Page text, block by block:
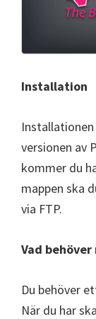
Installation
versionen av
kommer du
mappen ska
via FTP.
Vad behöver
Du behöver
När du har